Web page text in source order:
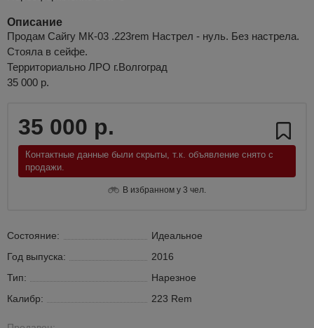
Описание
Продам Сайгу МК-03 .223rem Настрел - нуль. Без настрела.
Стояла в сейфе.
Территориально ЛРО г.Волгоград
35 000 р.
35 000 р.
Контактные данные были скрыты, т.к. объявление снято с
продажи.
В избранном у 3 чел.
Состояние:
Идеальное
Год выпуска:
2016
Тип:
Нарезное
Калибр:
223 Rem